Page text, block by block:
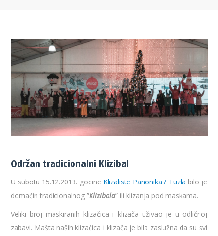
Održan tradicionalni Klizibal
U subotu 15.12.2018. godine Klizaliste Panonika / Tuzla bilo je
domaćin tradicionalnog ”Klizibala” ili klizanja pod maskama.
Veliki broj maskiranih klizačica i klizača uživao je u odličnoj
zabavi. Mašta naših klizačica i klizača je bila zaslužna da su svi